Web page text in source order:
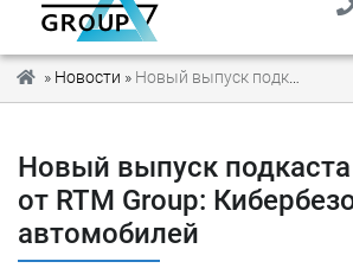
» Новости » Новый выпуск подкаста «Утечка» от RTM Group: Кибербезопасность автомобилей
Новый выпуск подкаста
от RTM Group:
автомобилей